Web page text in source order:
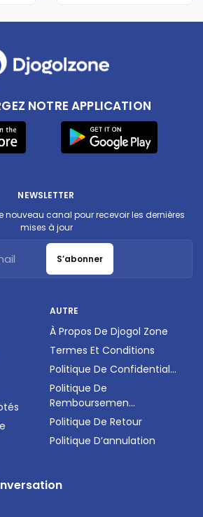
NOTRE APPLICATION
AUTRE
À Propos De Djogol Zone
Termes Et Conditions
Politique De Confidential...
Politique De
Remboursemen...
Politique De Retour
Politique D’annulation
NEWSLETTER
nouveau canal pour recevoir les dernières
mises à jour
S’abonner